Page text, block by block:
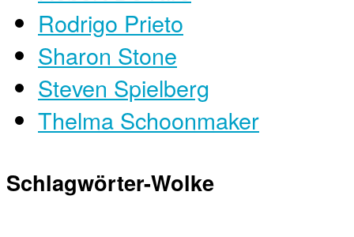
Rodrigo Prieto
Sharon Stone
Steven Spielberg
Thelma Schoonmaker
Schlagwörter-Wolke